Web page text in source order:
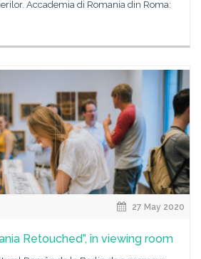
Accademia di Romania din Roma:
27 May 2020
Retouched”, în viewing room